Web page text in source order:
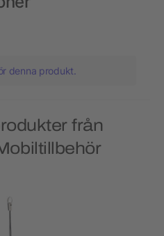
denna produkt.
från